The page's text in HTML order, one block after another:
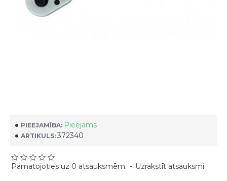
PIEEJAMĪBA: Pieejams
ARTIKULS: 372340
Pamatojoties uz 0 atsauksmēm. - Uzrakstīt atsauksmi